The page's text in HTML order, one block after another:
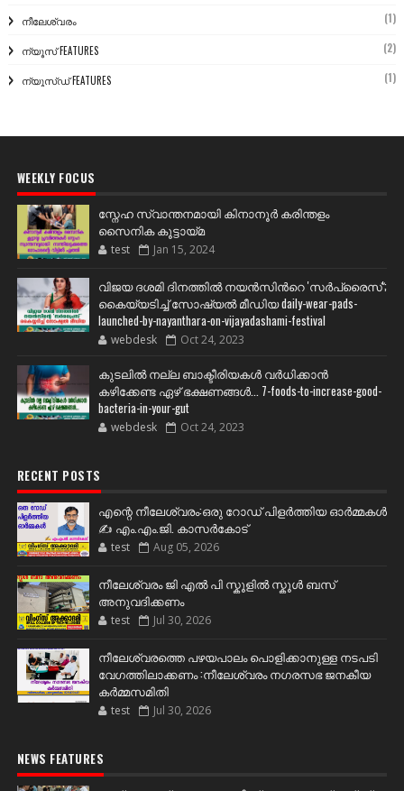
നീലേശ്വരം (1)
ന്യൂസ് FEATURES (2)
ന്യൂസ്ഡ് FEATURES (1)
WEEKLY FOCUS
സ്നേഹ സ്വാന്തനമായി കിനാനൂർ കരിന്തളം
സൈനിക കൂട്ടായ്മ
test Jan 15, 2024
വിജയ ദശമി ദിനത്തില്‍ നയന്‍സിന്‍റെ 'സര്‍പ്രൈസ്';
കൈയ്യടിച്ച് സോഷ്യല്‍ മീഡിയ daily-wear-pads-
launched-by-nayanthara-on-vijayadashami-festival
webdesk Oct 24, 2023
കുടലിൽ നല്ല ബാക്ടീരിയകൾ വര്‍ധിക്കാന്‍
കഴിക്കേണ്ട ഏഴ് ഭക്ഷണങ്ങള്‍... 7-foods-to-increase-good-
bacteria-in-your-gut
webdesk Oct 24, 2023
RECENT POSTS
എന്റെ നീലേശ്വരം:ഒരു റോഡ് പിളർത്തിയ ഓർമ്മകൾ
✍️ എം.എം.ജി. കാസർകോട്
test Aug 05, 2026
നീലേശ്വരം ജി എൽ പി സ്കൂളിൽ സ്കൂൾ ബസ്
അനുവദിക്കണം
test Jul 30, 2026
നീലേശ്വരത്തെ പഴയപാലം പൊളിക്കാനുള്ള നടപടി
വേഗത്തിലാക്കണം :നീലേശ്വരം നഗരസഭ ജനകീയ
കർമ്മസമിതി
test Jul 30, 2026
NEWS FEATURES